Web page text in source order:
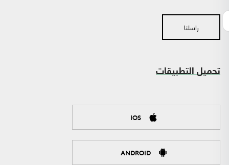
راسلنا
تحميل التطبيقات
IOS
ANDROID